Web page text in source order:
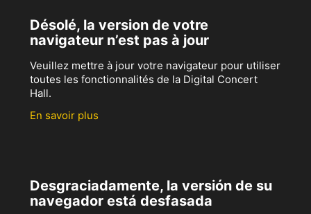
Désolé, la version de votre
navigateur n’est pas à jour
Veuillez mettre à jour votre navigateur pour utiliser
toutes les fonctionnalités de la Digital Concert
Hall.
En savoir plus
Desgraciadamente, la versión de su
navegador está desfasada